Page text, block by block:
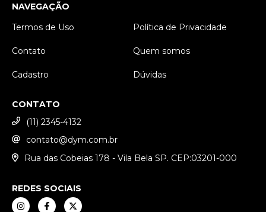
NAVEGAÇÃO
Termos de Uso
Política de Privacidade
Contato Quem somos
Cadastro Dúvidas
CONTATO
(11) 2345-4132
contato@dym.com.br
Rua das Cobeias 178 - Vila Bela SP. CEP:03201-000
REDES SOCIAIS